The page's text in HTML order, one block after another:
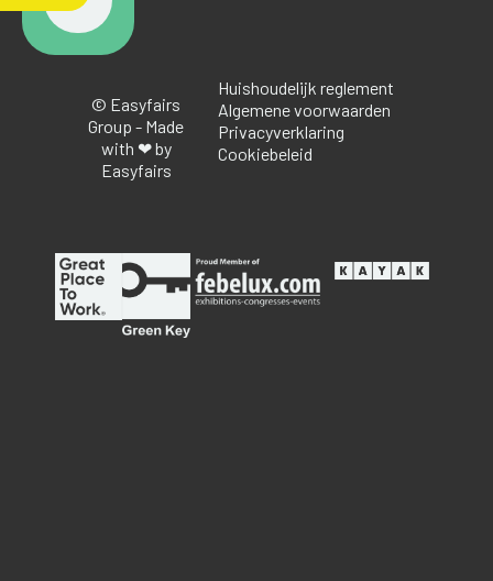
© Easyfairs
Group - Made
with ❤ by
Easyfairs
Huishoudelijk reglement
Algemene voorwaarden
Privacyverklaring
Cookiebeleid